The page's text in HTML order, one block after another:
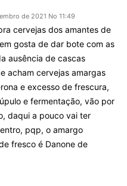
de 2021 No 11:49
cervejas dos amantes de
gosta de dar bote com as
ausência de cascas
acham cervejas amargas
e excesso de frescura,
e fermentação, vão por
daqui a pouco vai ter
pqp, o amargo
fresco é Danone de